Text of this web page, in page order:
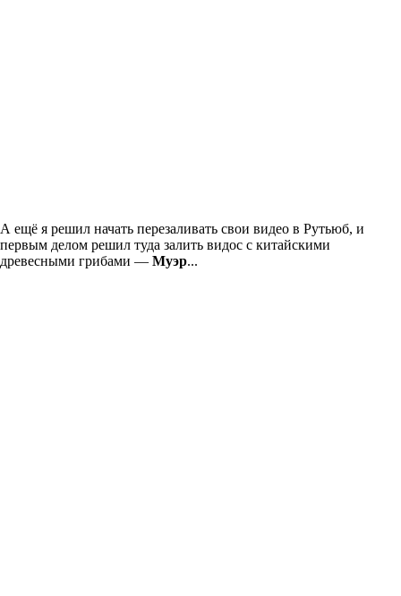
А ещё я решил начать перезаливать свои видео в Рутьюб, и
первым делом решил туда залить видос с китайскими
древесными грибами — Муэр...